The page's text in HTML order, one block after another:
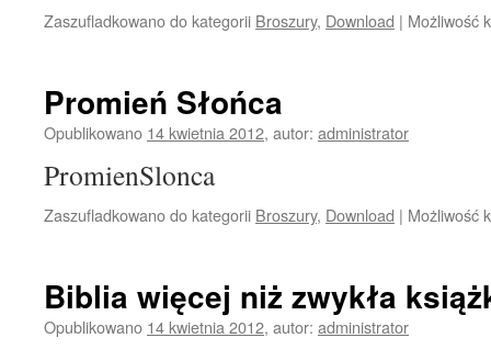
Zaszufladkowano do kategorii Broszury, Download | Możliwość
Promień Słońca
Opublikowano 14 kwietnia 2012, autor: administrator
PromienSlonca
Zaszufladkowano do kategorii Broszury, Download | Możliwość
Biblia więcej niż zwykła
Opublikowano 14 kwietnia 2012, autor: administrator